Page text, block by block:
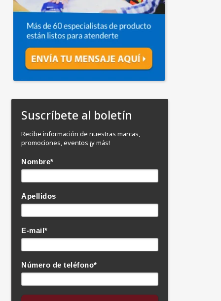
Suscríbete al boletín
Recibe información de nuestras marcas,
promociones, eventos ¡y más!
Nombre*
Apellidos
E-mail*
Número de teléfono*